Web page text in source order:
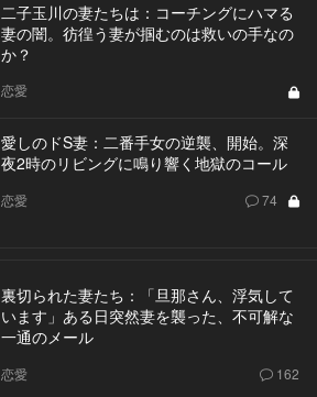
二子玉川の妻たちは：コーチングにハマる
妻の闇。彷徨う妻が掴むのは救いの手なの
か？
恋愛
愛しのドS妻：二番手女の逆襲、開始。深
夜2時のリビングに鳴り響く地獄のコール
恋愛 74
裏切られた妻たち：「旦那さん、浮気して
います」ある日突然妻を襲った、不可解な
一通のメール
恋愛 162